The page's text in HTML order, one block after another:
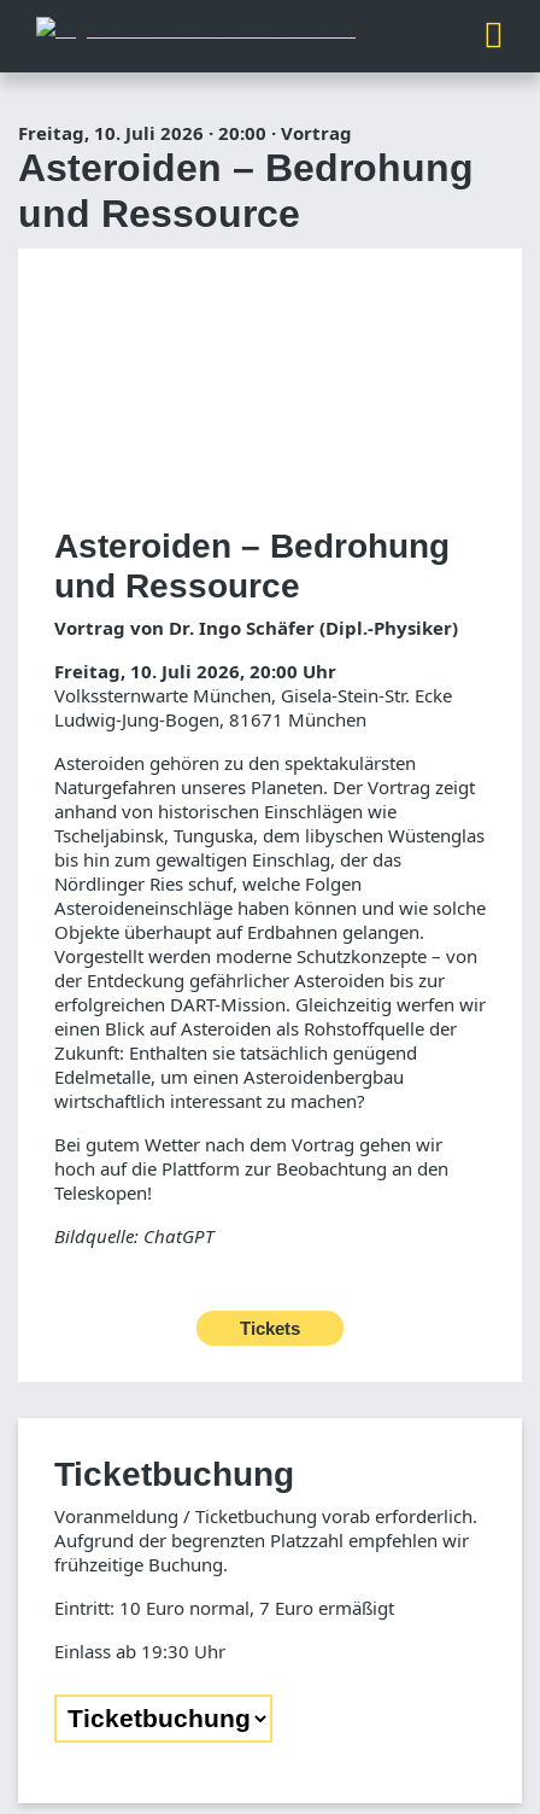
Freitag, 10. Juli 2026 · 20:00 · Vortrag
Asteroiden – Bedrohung
und Ressource
Asteroiden – Bedrohung
und Ressource
Vortrag von Dr. Ingo Schäfer (Dipl.-Physiker)
Freitag, 10. Juli 2026, 20:00 Uhr
Volkssternwarte München, Gisela-Stein-Str. Ecke
Ludwig-Jung-Bogen, 81671 München
Asteroiden gehören zu den spektakulärsten
Naturgefahren unseres Planeten. Der Vortrag zeigt
anhand von historischen Einschlägen wie
Tscheljabinsk, Tunguska, dem libyschen Wüstenglas
bis hin zum gewaltigen Einschlag, der das
Nördlinger Ries schuf, welche Folgen
Asteroideneinschläge haben können und wie solche
Objekte überhaupt auf Erdbahnen gelangen.
Vorgestellt werden moderne Schutzkonzepte – von
der Entdeckung gefährlicher Asteroiden bis zur
erfolgreichen DART-Mission. Gleichzeitig werfen wir
einen Blick auf Asteroiden als Rohstoffquelle der
Zukunft: Enthalten sie tatsächlich genügend
Edelmetalle, um einen Asteroidenbergbau
wirtschaftlich interessant zu machen?
Bei gutem Wetter nach dem Vortrag gehen wir
hoch auf die Plattform zur Beobachtung an den
Teleskopen!
Bildquelle: ChatGPT
Tickets
Ticketbuchung
Voranmeldung / Ticketbuchung vorab erforderlich.
Aufgrund der begrenzten Platzzahl empfehlen wir
frühzeitige Buchung.
Eintritt: 10 Euro normal, 7 Euro ermäßigt
Einlass ab 19:30 Uhr